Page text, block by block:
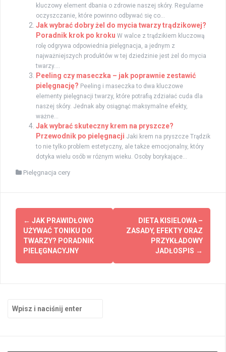
kluczowy element dbania o zdrowie naszej skóry. Regularne
oczyszczanie, które powinno odbywać się co...
Jak wybrać dobry żel do mycia twarzy trądzikowej?
Poradnik krok po kroku W walce z trądzikiem kluczową
rolę odgrywa odpowiednia pielęgnacja, a jednym z
najważniejszych produktów w tej dziedzinie jest żel do mycia
twarzy....
Peeling czy maseczka – jak poprawnie zestawić
pielęgnację? Peeling i maseczka to dwa kluczowe
elementy pielęgnacji twarzy, które potrafią zdziałać cuda dla
naszej skóry. Jednak aby osiągnąć maksymalne efekty,
ważne...
Jak wybrać skuteczny krem na pryszcze?
Przewodnik po pielęgnacji Jaki krem na pryszcze Trądzik
to nie tylko problem estetyczny, ale także emocjonalny, który
dotyka wielu osób w różnym wieku. Osoby borykające...
Pielęgnacja cery
Zobacz
wpisy
← JAK PRAWIDŁOWO
UŻYWAĆ TONIKU DO
TWARZY? PORADNIK
PIELĘGNACYJNY
DIETA KISIELOWA –
ZASADY, EFEKTY ORAZ
PRZYKŁADOWY
JADŁOSPIS →